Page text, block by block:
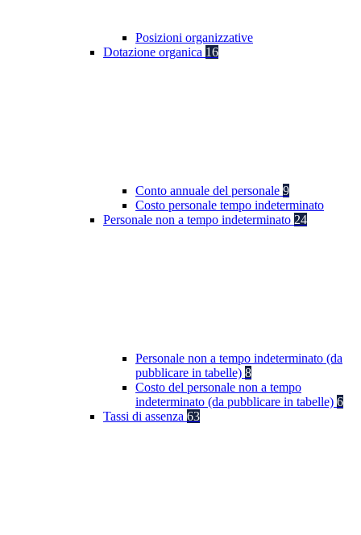
Posizioni organizzative
Dotazione organica 16
Conto annuale del personale 9
Costo personale tempo indeterminato
Personale non a tempo indeterminato 24
Personale non a tempo indeterminato (da
pubblicare in tabelle) 8
Costo del personale non a tempo
indeterminato (da pubblicare in tabelle) 6
Tassi di assenza 63